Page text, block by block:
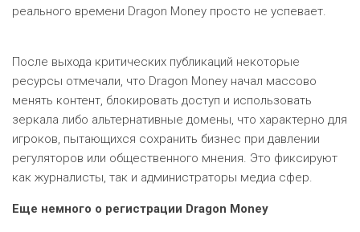
реального времени Dragon Money просто не успевает.
После выхода критических публикаций некоторые
ресурсы отмечали, что Dragon Money начал массово
менять контент, блокировать доступ и использовать
зеркала либо альтернативные домены, что характерно для
игроков, пытающихся сохранить бизнес при давлении
регуляторов или общественного мнения. Это фиксируют
как журналисты, так и администраторы медиа сфер.
Еще немного о регистрации Dragon Money